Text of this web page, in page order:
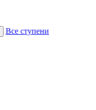
Все ступени